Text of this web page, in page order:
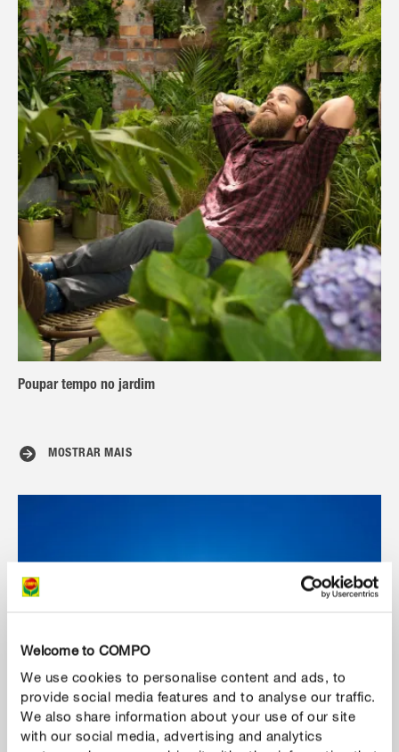
Welcome to COMPO
We use cookies to personalise content and ads, to
provide social media features and to analyse our traffic.
We also share information about your use of our site
with our social media, advertising and analytics
Poupar tempo no jardim
MOSTRAR MAIS